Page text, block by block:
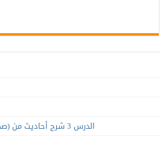
الدرس 3 شرح أحاديث من (صحيح مسلم): كتاب الإيمان 1